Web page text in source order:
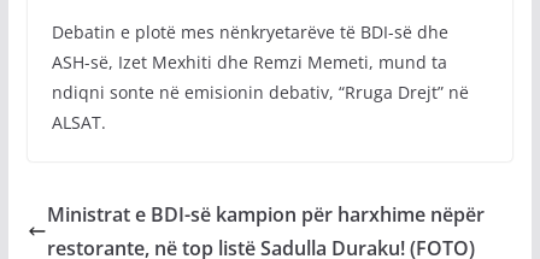
Debatin e plotë mes nënkryetarëve të BDI-së dhe
ASH-së, Izet Mexhiti dhe Remzi Memeti, mund ta
ndiqni sonte në emisionin debativ, “Rruga Drejt” në
ALSAT.
Ministrat e BDI-së kampion për harxhime nëpër
restorante, në top listë Sadulla Duraku! (FOTO)